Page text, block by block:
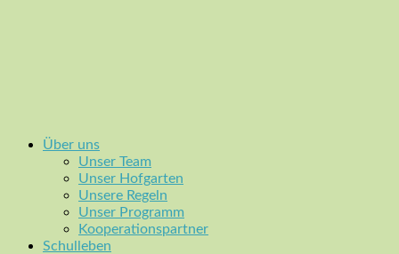
Über uns
Unser Team
Unser Hofgarten
Unsere Regeln
Unser Programm
Kooperationspartner
Schulleben